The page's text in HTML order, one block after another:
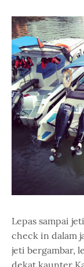
Lepas sampai
check in dalam
jeti bergambar,
dekat kaunter